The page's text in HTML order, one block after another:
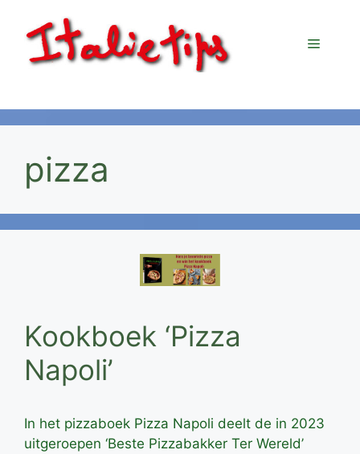
naar
inhoud
Menu
pizza
Kookboek ‘Pizza
Napoli’
In het pizzaboek Pizza Napoli deelt de in 2023
uitgeroepen ‘Beste Pizzabakker Ter Wereld’